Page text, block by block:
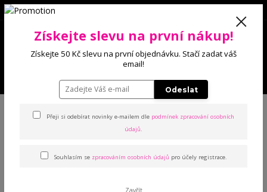
0 Kč
jegginy
Získejte slevu na první nákup!
Získejte 50 Kč slevu na první objednávku. Stačí zadat váš
email!
Odeslat
Přeji si odebírat novinky e-mailem dle podmínek zpracování osobních
údajů.
Souhlasím se zpracováním osobních údajů pro účely registrace.